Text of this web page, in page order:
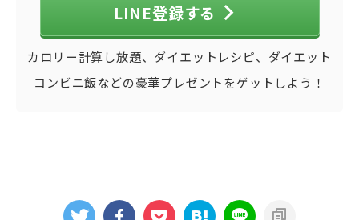
LINE登録する
カロリー計算し放題、ダイエットレシピ、ダイエット
コンビニ飯などの豪華プレゼントをゲットしよう！